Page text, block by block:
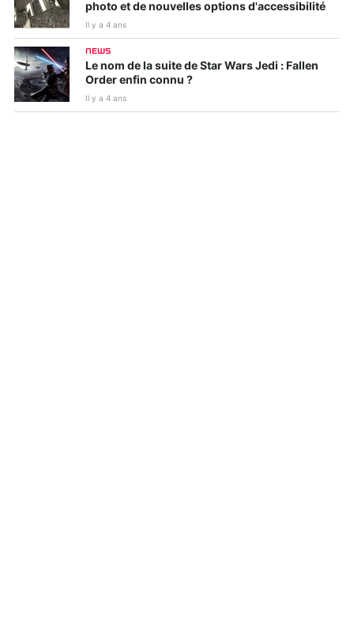
photo et de nouvelles options d'accessibilité
Il y a 4 ans
NEWS
Le nom de la suite de Star Wars Jedi : Fallen
Order enfin connu ?
Il y a 4 ans